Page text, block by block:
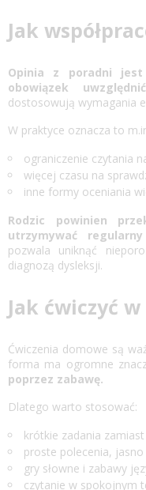
Jak
Opinia z poradni
obowiązek
dostosowują wymagania
W praktyce oznacza to
ograniczenie czytania
więcej czasu na
inne formy oceniania
Rodzic powinien
utrzymywać
pozwala uniknąć
diagnozą dysleksji.
Jak ćwiczyć
Ćwiczenia domowe są
forma ma ogromne
poprzez zabawę.
Dlatego warto stosować:
krótkie zadania zamiast
proste polecenia,
gry słowne i zabawy
czytanie w spokojnym